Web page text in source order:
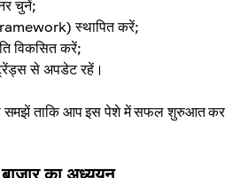
चुनें;
स्थापित करें;
विकसित करें;
से अपडेट रहें।
समझें ताकि आप इस पेशे में सफल शुरुआत कर